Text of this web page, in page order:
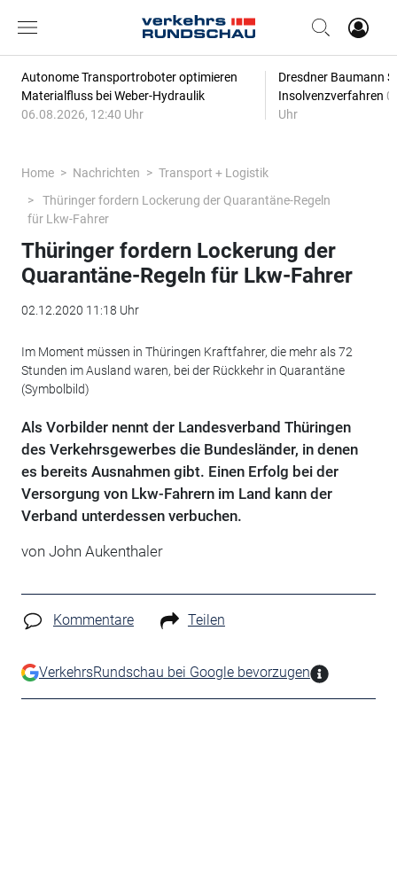
Autonome Transportroboter optimieren
Materialfluss bei Weber-Hydraulik
06.08.2026, 12:40 Uhr
Dresdner Baumann
Insolvenzverfahren
Uhr
Home Nachrichten
Transport + Logistik
Thüringer fordern Lockerung der Quarantäne-Regeln
für Lkw-Fahrer
Thüringer fordern Lockerung der
Quarantäne-Regeln für Lkw-Fahrer
02.12.2020 11:18 Uhr
Im Moment müssen in Thüringen Kraftfahrer, die mehr als 72
Stunden im Ausland waren, bei der Rückkehr in Quarantäne
(Symbolbild)
Als Vorbilder nennt der Landesverband Thüringen
des Verkehrsgewerbes die Bundesländer, in denen
es bereits Ausnahmen gibt. Einen Erfolg bei der
Versorgung von Lkw-Fahrern im Land kann der
Verband unterdessen verbuchen.
von John Aukenthaler
Kommentare Teilen
VerkehrsRundschau bei Google bevorzugen